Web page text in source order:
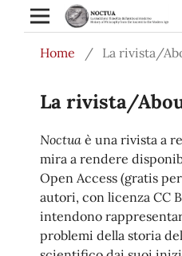
Home / La rivista/
La rivista/
Noctuaè una rivista a
mira a rendere
Open Access (gratis
autori, con licenza CC
intendono
problemi della storia